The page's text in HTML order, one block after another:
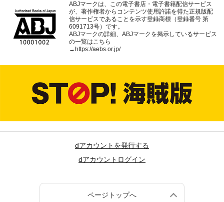
ABJマークは、この電子書店・電子書籍配信サービス
が、著作権者からコンテンツ使用許諾を得た正規版配
信サービスであることを示す登録商標（登録番号 第
6091713号）です。
ABJマークの詳細、ABJマークを掲示しているサービス
の一覧はこちら
→ https://aebs.or.jp/
dアカウントを発行する
dアカウントログイン
ページトップへ